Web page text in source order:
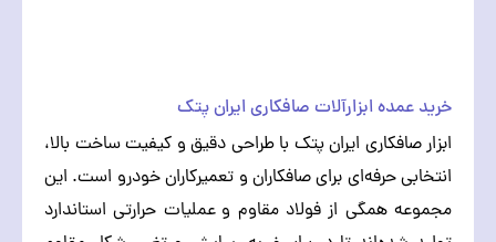
خرید عمده ابزارآلات صافکاری ایران پتک
ابزار صافکاری ایران پتک با طراحی دقیق و کیفیت ساخت بالا،
انتخابی حرفه‌ای برای صافکاران و تعمیرکاران خودرو است. این
مجموعه همگی از فولاد مقاوم و عملیات حرارتی استاندارد